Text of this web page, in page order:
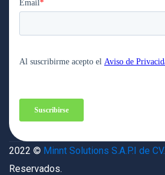
2022 © Minnt Solutions S.A.P.I de CV.
Reservados.